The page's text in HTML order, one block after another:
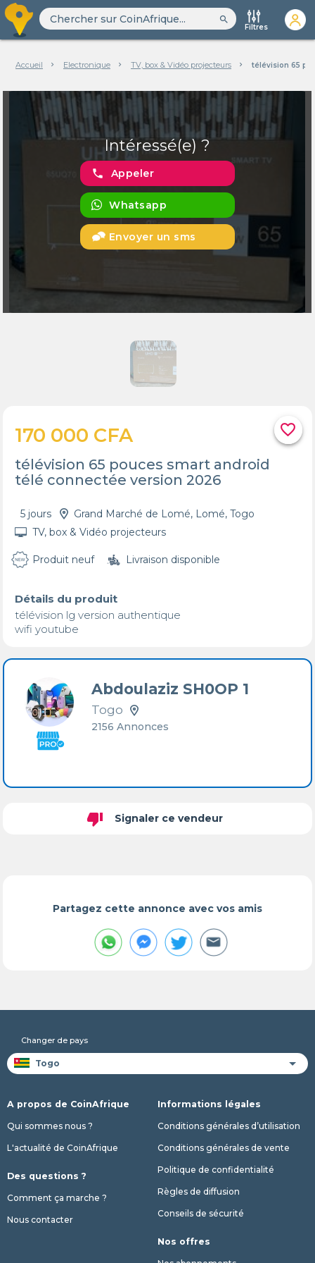
search
Filtres
Accueil Electronique TV, box & Vidéo projecteurs télévision 65
Intéressé(e) ?
phone Appeler
Whatsapp
Envoyer un sms
favorite_border
170 000 CFA
télévision 65 pouces smart android
télé connectée version 2026
5 jours
Grand Marché de Lomé, Lomé, Togo
TV, box & Vidéo projecteurs
Produit neuf Livraison disponible
Détails du produit
télévision lg version authentique
wifi youtube
Abdoulaziz SH0OP 1
Togo
2156 Annonces
thumb_down Signaler ce vendeur
Partagez cette annonce avec vos amis
Changer de pays
A propos de CoinAfrique
Qui sommes nous ?
L'actualité de CoinAfrique
Des questions ?
Comment ça marche ?
Nous contacter
Informations légales
Conditions générales d’utilisation
Conditions générales de vente
Politique de confidentialité
Règles de diffusion
Conseils de sécurité
Nos offres